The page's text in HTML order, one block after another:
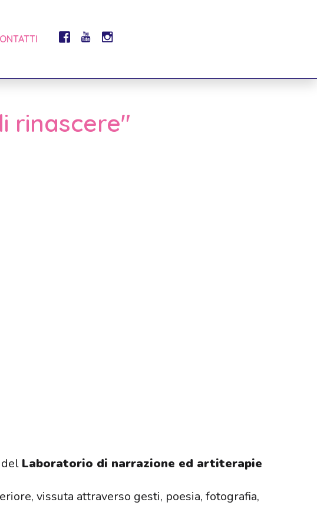
rinascere"
Laboratorio di narrazione ed artiterapie
vissuta attraverso gesti, poesia, fotografia,